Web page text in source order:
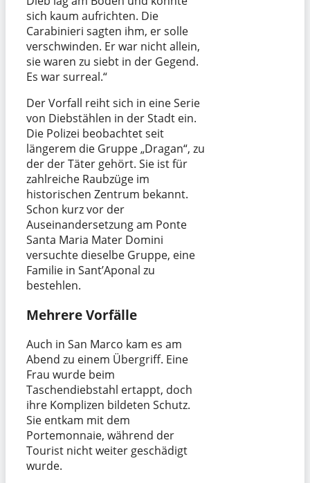
sich kaum aufrichten. Die
Carabinieri sagten ihm, er solle
verschwinden. Er war nicht allein,
sie waren zu siebt in der Gegend.
Es war surreal.“
Der Vorfall reiht sich in eine Serie
von Diebstählen in der Stadt ein.
Die Polizei beobachtet seit
längerem die Gruppe „Dragan“, zu
der der Täter gehört. Sie ist für
zahlreiche Raubzüge im
historischen Zentrum bekannt.
Schon kurz vor der
Auseinandersetzung am Ponte
Santa Maria Mater Domini
versuchte dieselbe Gruppe, eine
Familie in Sant’Aponal zu
bestehlen.
Mehrere Vorfälle
Auch in San Marco kam es am
Abend zu einem Übergriff. Eine
Frau wurde beim
Taschendiebstahl ertappt, doch
ihre Komplizen bildeten Schutz.
Sie entkam mit dem
Portemonnaie, während der
Tourist nicht weiter geschädigt
wurde.